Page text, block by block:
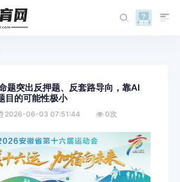
题突出反押题、反套路导向，靠AI
目的可能性极小
2026-06-03 07:51:44 0次